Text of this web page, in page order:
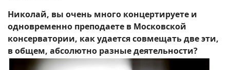
Николай, вы очень много концертируете и
одновременно преподаете в Московской
консерватории, как удается совмещать две эти,
в общем, абсолютно разные деятельности?